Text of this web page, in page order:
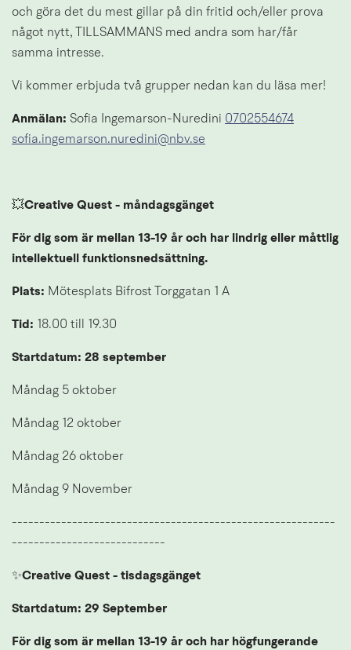
och göra det du mest gillar på din fritid och/eller prova
något nytt, TILLSAMMANS med andra som har/får
samma intresse.
Vi kommer erbjuda två grupper nedan kan du läsa mer!
Anmälan: Sofia Ingemarson-Nuredini 0702554674
sofia.ingemarson.nuredini@nbv.se
💥Creative Quest - måndagsgänget
För dig som är mellan 13-19 år och har lindrig eller måttlig
intellektuell funktionsnedsättning.
Plats: Mötesplats Bifrost Torggatan 1 A
Tid: 18.00 till 19.30
Startdatum: 28 september
Måndag 5 oktober
Måndag 12 oktober
Måndag 26 oktober
Måndag 9 November
-----------------------------------------------------------
----------------------------
✨Creative Quest - tisdagsgänget
Startdatum: 29 September
För dig som är mellan 13-19 år och har högfungerande